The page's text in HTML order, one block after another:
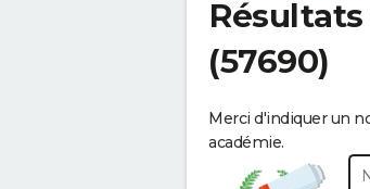
(57690)
Merci d'indiquer un
académie.